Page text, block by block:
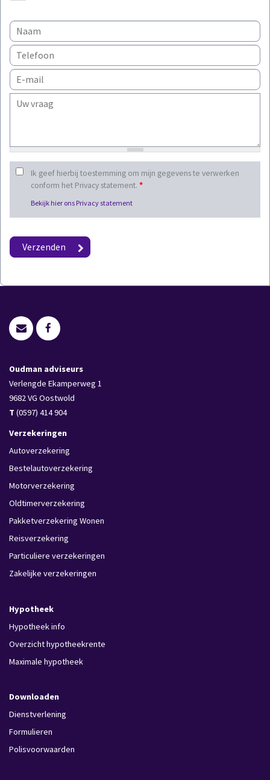
Ik geef hierbij toestemming om mijn gegevens te verwerken
conform het Privacy statement. *
Bekijk hier ons Privacy statement
Oudman adviseurs
Verlengde Ekamperweg 1
9682 VG Oostwold
T (0597) 414 904
Verzekeringen
Autoverzekering
Bestelautoverzekering
Motorverzekering
Oldtimerverzekering
Pakketverzekering Wonen
Reisverzekering
Particuliere verzekeringen
Zakelijke verzekeringen
Hypotheek
Hypotheek info
Overzicht hypotheekrente
Maximale hypotheek
Downloaden
Dienstverlening
Formulieren
Polisvoorwaarden